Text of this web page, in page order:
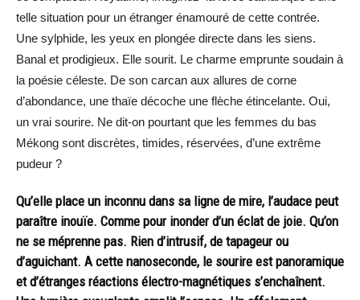
telle situation pour un étranger énamouré de cette contrée.
Une sylphide, les yeux en plongée directe dans les siens.
Banal et prodigieux. Elle sourit. Le charme emprunte soudain à
la poésie céleste. De son carcan aux allures de corne
d’abondance, une thaïe décoche une flèche étincelante. Oui,
un vrai sourire. Ne dit-on pourtant que les femmes du bas
Mékong sont discrètes, timides, réservées, d’une extrême
pudeur ?
Qu’elle place un inconnu dans sa ligne de mire, l’audace peut
paraître inouïe. Comme pour inonder d’un éclat de joie. Qu’on
ne se méprenne pas. Rien d’intrusif, de tapageur ou
d’aguichant. A cette nanoseconde, le sourire est panoramique
et d’étranges réactions électro-magnétiques s’enchaînent.